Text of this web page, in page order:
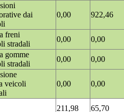
dai
0,00 922,46
freni
stradali
0,00
0,00
gomme
stradali
0,00
0,00
veicoli
0,00 0,00
211,98 65,70